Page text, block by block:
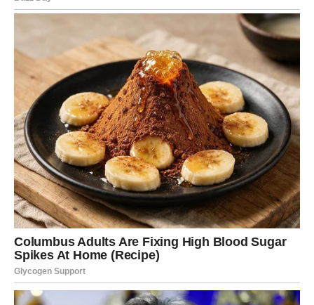
Pecite na 180°C oko 40 minuta, dok površina ne
Priprema umaka od kopra:
Pomiješajte grčki jogurt, češnjak i nasjeckani kopar.
Poslužite kao dodatak uz kolač.
Savjeti:
Pljeskavice i kolač možete prilagoditi vlastitim
preferencijama dodavanjem omiljenih začina ili
nadjeva.
Oba jela su izvrsna opcija za obrok uz salatu ili prilog
po izboru.